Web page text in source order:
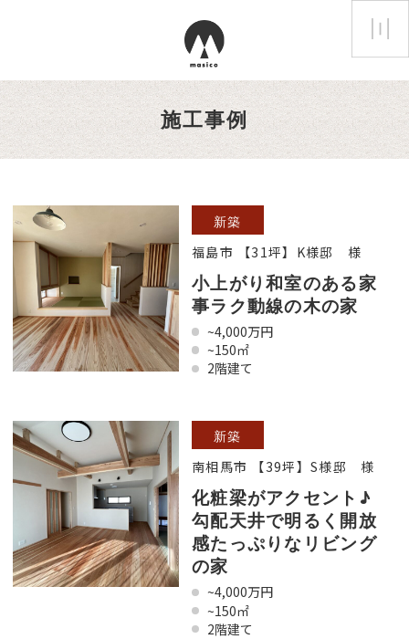
施工事例
新築
福島市 【31坪】K様邸 様
小上がり和室のある家
事ラク動線の木の家
~4,000万円
~150㎡
2階建て
新築
南相馬市 【39坪】S様邸 様
化粧梁がアクセント♪
勾配天井で明るく開放
感たっぷりなリビング
の家
~4,000万円
~150㎡
2階建て